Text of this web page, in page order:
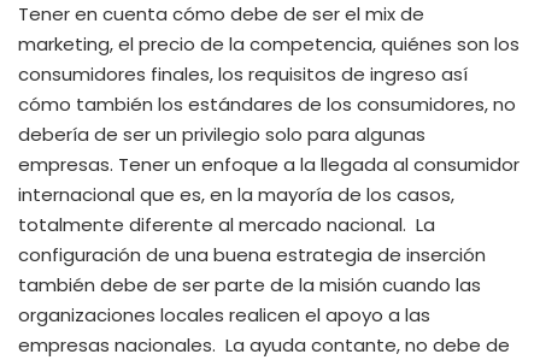
Tener en cuenta cómo debe de ser el mix de
marketing, el precio de la competencia, quiénes son los
consumidores finales, los requisitos de ingreso así
cómo también los estándares de los consumidores, no
debería de ser un privilegio solo para algunas
empresas. Tener un enfoque a la llegada al consumidor
internacional que es, en la mayoría de los casos,
totalmente diferente al mercado nacional. La
configuración de una buena estrategia de inserción
también debe de ser parte de la misión cuando las
organizaciones locales realicen el apoyo a las
empresas nacionales. La ayuda contante, no debe de